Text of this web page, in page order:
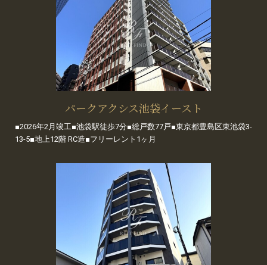
パークアクシス池袋イースト
■2026年2月竣工■池袋駅徒歩7分■総戸数77戸■東京都豊島区東池袋3-
13-5■地上12階 RC造■フリーレント1ヶ月